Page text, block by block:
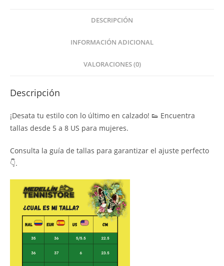
DESCRIPCIÓN
INFORMACIÓN ADICIONAL
VALORACIONES (0)
Descripción
¡Desata tu estilo con lo último en calzado! 👟 Encuentra
tallas desde 5 a 8 US para mujeres.
Consulta la guía de tallas para garantizar el ajuste perfecto
👇.